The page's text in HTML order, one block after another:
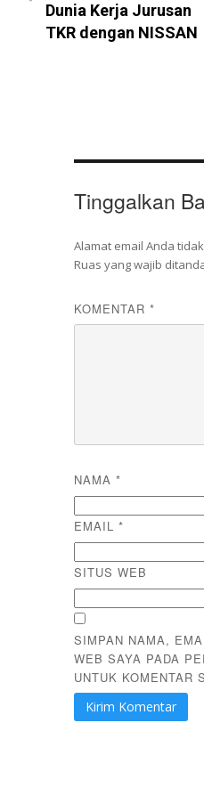
Dunia Kerja Jurusan
TKR dengan NISSAN
Tinggalkan
Alamat email Anda
Ruas yang wajib
KOMENTAR *
NAMA *
EMAIL *
SITUS WEB
SIMPAN NAMA,
WEB SAYA PADA
UNTUK KOMENTAR